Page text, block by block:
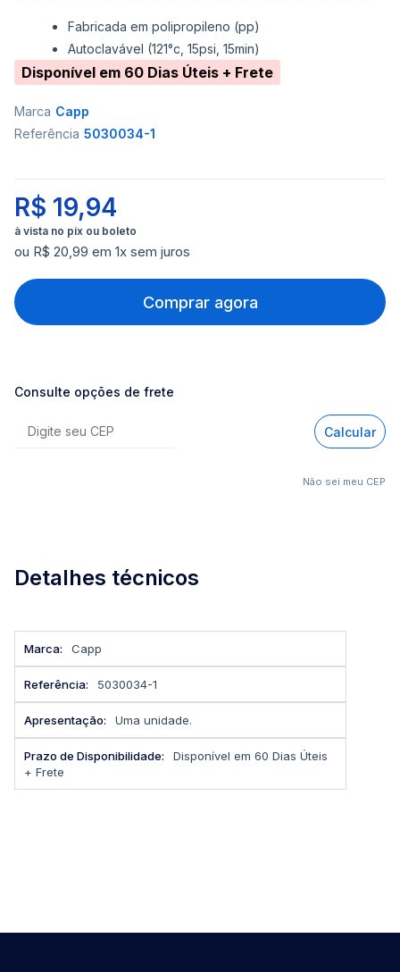
Fabricada em polipropileno (pp)
Autoclavável (121°c, 15psi, 15min)
Disponível em 60 Dias Úteis + Frete
Marca Capp
Referência 5030034-1
R$ 19,94
ou R$ 20,99 em 1x sem juros
Comprar agora
Consulte opções de frete
Calcular
Não sei meu CEP
Detalhes técnicos
informações
Capp
5030034-1
Uma unidade.
Disponível em 60 Dias Úteis
+ Frete